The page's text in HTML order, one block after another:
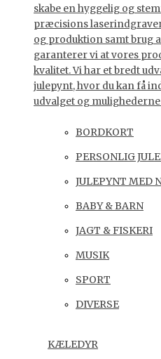
skabe en hyggelig og
præcisions
og produktion samt brug
garanterer vi at vores
kvalitet. Vi har et bredt
julepynt, hvor du kan få
udvalget og
BORDKORT
PERSONLIG
JULEPYNT MED
BABY & BARN
JAGT & FISKERI
MUSIK
SPORT
DIVERSE
KÆLEDYR